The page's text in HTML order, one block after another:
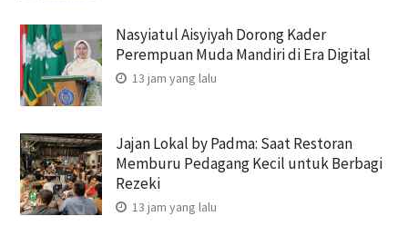
Nasyiatul Aisyiyah Dorong Kader
Perempuan Muda Mandiri di Era Digital
13 jam yang lalu
Jajan Lokal by Padma: Saat Restoran
Memburu Pedagang Kecil untuk Berbagi
Rezeki
13 jam yang lalu